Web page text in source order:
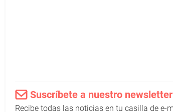
Suscríbete a nuestro newsletter
Recibe todas las noticias en tu casilla de e-